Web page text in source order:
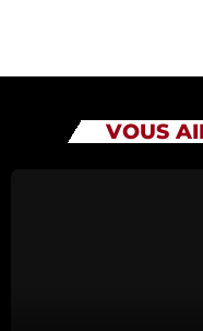
Archives
VOUS